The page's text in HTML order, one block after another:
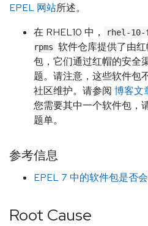
EPEL 网站所述。
在 RHEL10 中，
rhel-10-
rpms 软件仓库提供了由
包，它们通过红帽的安全
题。请注意，这些软件包
社区维护。请参阅 博客文
您需要其中一个软件包，
题单。
参考信息
EPEL 7 中的软件包是否
Root Cause